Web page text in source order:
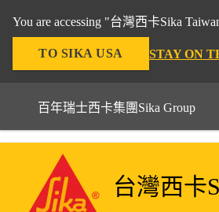
You are accessing "台灣西卡Sika
TO SIKA USA STAY ON
百年瑞士西卡集團Sika Group
台灣西卡